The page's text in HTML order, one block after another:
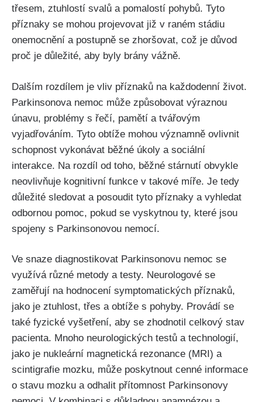
třesem, ztuhlostí svalů a pomalostí pohybů. Tyto
příznaky se mohou projevovat již v raném stádiu
onemocnění a postupně se zhoršovat, což je důvod
proč je důležité, aby byly brány vážně.
Dalším rozdílem je vliv příznaků na každodenní život.
Parkinsonova nemoc může způsobovat výraznou
únavu, problémy s řečí, pamětí a tvářovým
vyjadřováním. Tyto obtíže mohou významně ovlivnit
schopnost vykonávat běžné úkoly a sociální
interakce. Na rozdíl od toho, běžné stárnutí obvykle
neovlivňuje kognitivní funkce v takové míře. Je tedy
důležité sledovat a posoudit tyto příznaky a vyhledat
odbornou pomoc, pokud se vyskytnou ty, které jsou
spojeny s Parkinsonovou nemocí.
Ve snaze diagnostikovat Parkinsonovu nemoc se
využívá různé metody a testy. Neurologové se
zaměřují na hodnocení symptomatických příznaků,
jako je ztuhlost, třes a obtíže s pohyby. Provádí se
také fyzické vyšetření, aby se zhodnotil celkový stav
pacienta. Mnoho neurologických testů a technologií,
jako je nukleární magnetická rezonance (MRI) a
scintigrafie mozku, může poskytnout cenné informace
o stavu mozku a odhalit přítomnost Parkinsonovy